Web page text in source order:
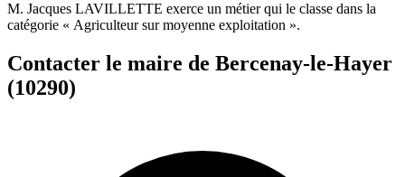
M. Jacques LAVILLETTE exerce un métier qui le classe dans la
catégorie « Agriculteur sur moyenne exploitation ».
Contacter le maire de Bercenay-le-Hayer
(10290)